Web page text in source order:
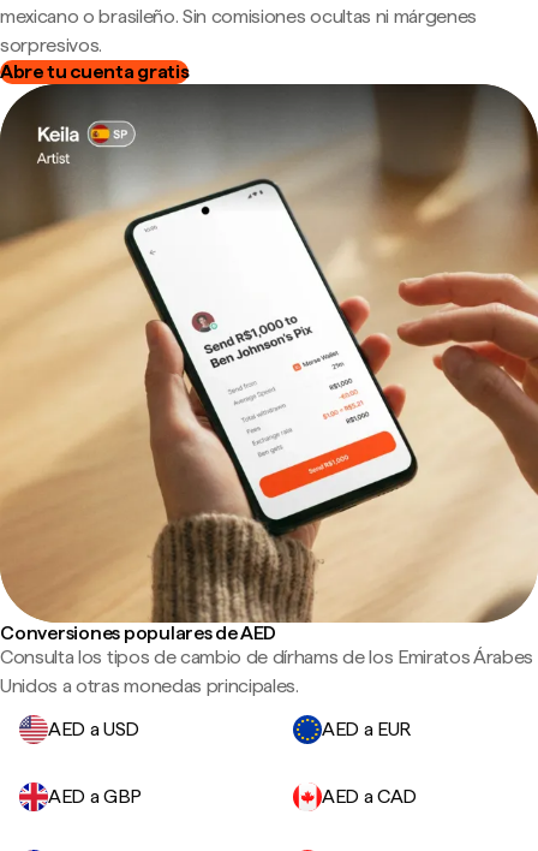
mexicano o brasileño. Sin comisiones ocultas ni márgenes
sorpresivos.
Abre tu cuenta gratis
Conversiones populares de AED
Consulta los tipos de cambio de dírhams de los Emiratos Árabes
Unidos a otras monedas principales.
AED a USD
AED a EUR
AED a GBP AED a CAD